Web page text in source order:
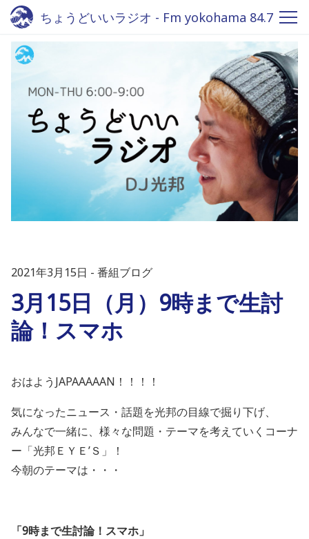
ちょうどいいラジオ - Fm yokohama 84.7
2021年3月15日 番組ブログ
3月15日（月）9時まで生討
論！スマホ
おはようJAPAAAAAN！！！！
気になったニュース・話題を光邦の目線で掘り下げ、
みんなで一緒に、様々な問題・テーマを考えていくコーナ
ー「光邦ＥＹＥ’Ｓ」！
今朝のテーマは・・・
「9時まで生討論！スマホ 」